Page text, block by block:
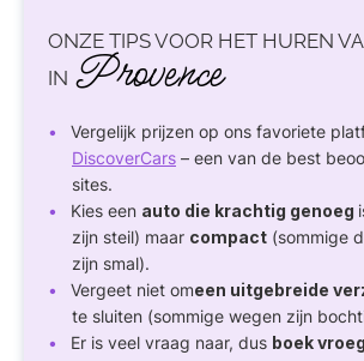
ONZE TIPS VOOR HET HUREN
IN Provence
Vergelijk prijzen op ons favoriete
DiscoverCars – een van de best
sites.
Kies een auto die krachtig genoeg
zijn steil) maar compact (sommige
zijn smal).
Vergeet niet omeen uitgebreide
te sluiten (sommige wegen zijn
Er is veel vraag naar, dus boek vroeg